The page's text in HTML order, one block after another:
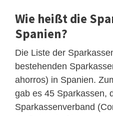
Wie heißt die
Spanien?
Die Liste der
bestehenden
ahorros) in Spanien.
gab es 45 Sparkassen,
Sparkassenverband